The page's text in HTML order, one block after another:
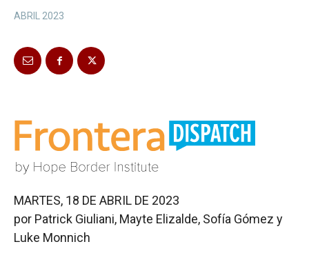
ABRIL 2023
MARTES, 18 DE ABRIL DE 2023
por Patrick Giuliani, Mayte Elizalde, Sofía Gómez y
Luke Monnich